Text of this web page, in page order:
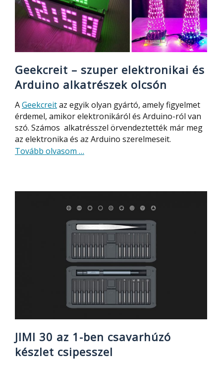
Geekcreit – szuper elektronikai és
Arduino alkatrészek olcsón
AGeekcreitaz egyik olyan gyártó, amely figyelmet
érdemel, amikor elektronikáról és Arduino-ról van
szó. Számos alkatrésszel örvendeztették már meg
az elektronika és az Arduino szerelmeseit.
Tovább olvasom about
és
Arduino
alkatrészek
olcsón
…
JIMI 30 az 1-ben csavarhúzó
készlet csipesszel